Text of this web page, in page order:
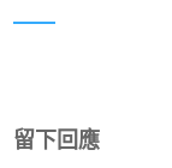
留下回應